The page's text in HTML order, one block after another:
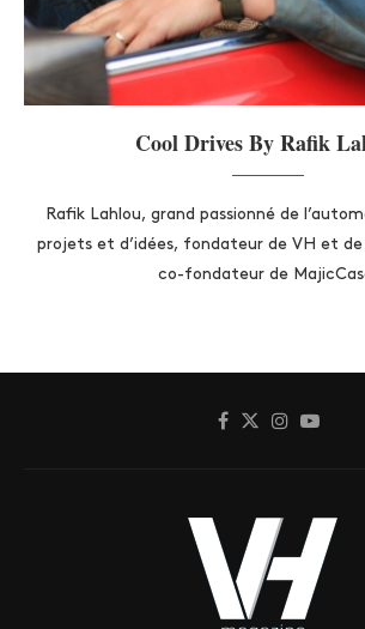
Cool Drives By Rafik
Rafik Lahlou, grand passionné de
projets et d’idées, fondateur de VH et de
co-fondateur de